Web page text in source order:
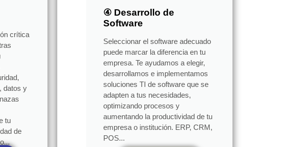
crítica
datos y
tu
de
④ Desarrollo de
Software
Seleccionar el software adecuado
puede marcar la diferencia en tu
empresa. Te ayudamos a elegir,
desarrollamos e implementamos
soluciones TI de software que se
adapten a tus necesidades,
optimizando procesos y
aumentando la productividad de tu
empresa o institución. ERP, CRM,
POS...